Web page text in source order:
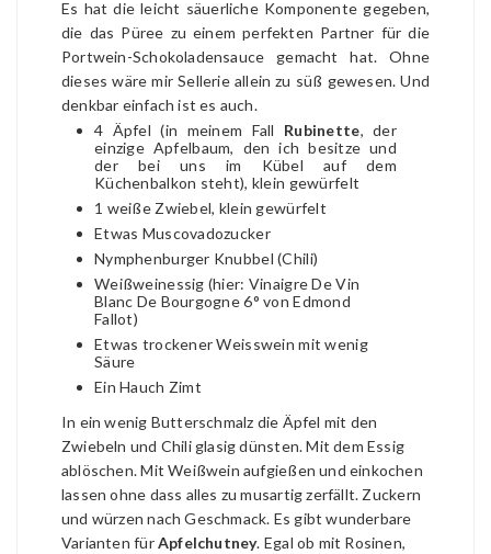
Es hat die leicht säuerliche Komponente gegeben,
die das Püree zu einem perfekten Partner für die
Portwein-Schokoladensauce gemacht hat. Ohne
dieses wäre mir Sellerie allein zu süß gewesen. Und
denkbar einfach ist es auch.
4 Äpfel (in meinem Fall Rubinette, der
einzige Apfelbaum, den ich besitze und
der bei uns im Kübel auf dem
Küchenbalkon steht), klein gewürfelt
1 weiße Zwiebel, klein gewürfelt
Etwas Muscovadozucker
Nymphenburger Knubbel (Chili)
Weißweinessig (hier: Vinaigre De Vin
Blanc De Bourgogne 6° von Edmond
Fallot)
Etwas trockener Weisswein mit wenig
Säure
Ein Hauch Zimt
In ein wenig Butterschmalz die Äpfel mit den
Zwiebeln und Chili glasig dünsten. Mit dem Essig
ablöschen. Mit Weißwein aufgießen und einkochen
lassen ohne dass alles zu musartig zerfällt. Zuckern
und würzen nach Geschmack. Es gibt wunderbare
Varianten fürApfelchutney. Egal ob mit Rosinen,